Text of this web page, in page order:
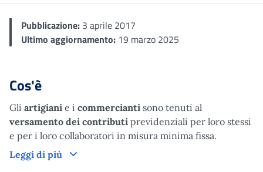
Pubblicazione: 3 aprile 2017
Ultimo aggiornamento: 19 marzo 2025
Cos'è
Gli artigiani e i commercianti sono tenuti al
versamento dei contributi previdenziali per loro stessi
e per i loro collaboratori in misura minima fissa.
Leggi di più
Cos'è